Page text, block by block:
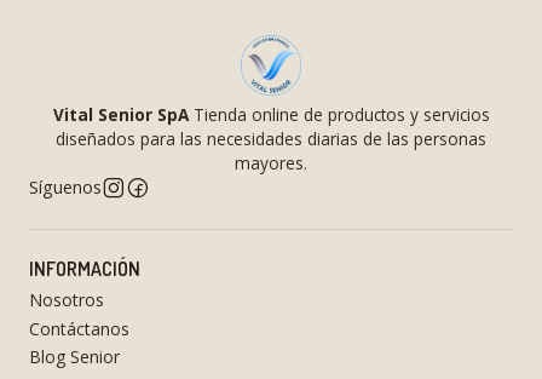
Vital Senior SpATienda online de productos y servicios
diseñados para las necesidades diarias de las personas
mayores.
Síguenos
INFORMACIÓN
Nosotros
Contáctanos
Blog Senior